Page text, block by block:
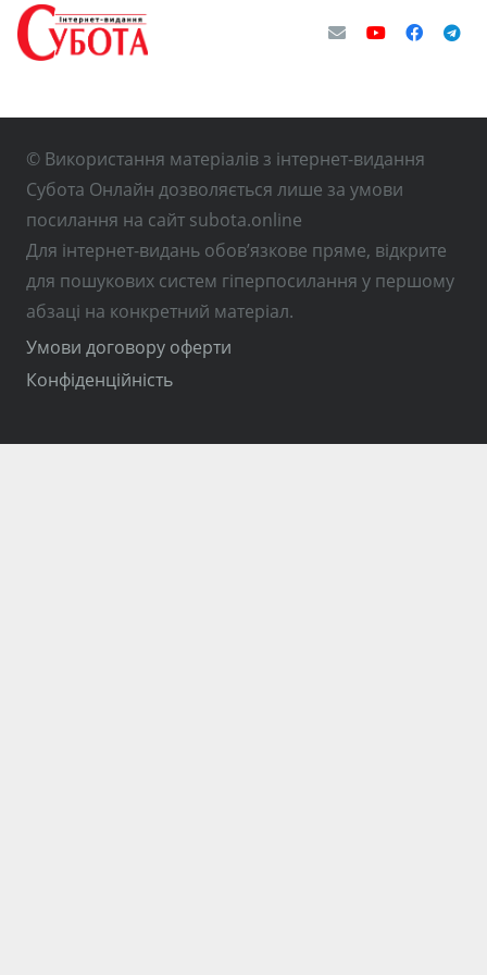
© Використання матеріалів з інтернет-видання
Субота Онлайн дозволяється лише за умови
посилання на сайт subota.online
Для інтернет-видань обов’язкове пряме, відкрите
для пошукових систем гіперпосилання у першому
абзаці на конкретний матеріал.
Умови договору оферти
Конфіденційність